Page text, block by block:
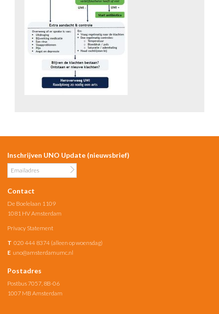
Inschrijven UNO Update (nieuwsbrief)
Contact
De Boelelaan 1109
1081 HV Amsterdam
Privacy Statement
T 020 444 8374 (alleen op woensdag)
E uno@amsterdamumc.nl
Postadres
Postbus 7057, 8B-06
1007 MB Amsterdam